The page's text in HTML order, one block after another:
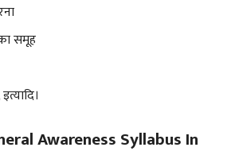
समूह
Awareness Syllabus In